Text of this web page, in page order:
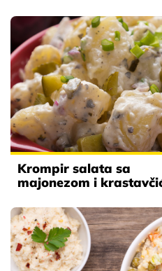
Krompir salata sa
majonezom i